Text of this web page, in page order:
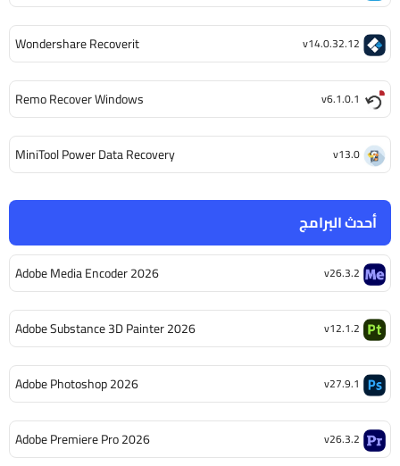
أحدث البرامج
Adobe Media Encoder 2026 v26.3.2
Adobe Substance 3D Painter 2026 v12.1.2
Adobe Photoshop 2026 v27.9.1
Adobe Premiere Pro 2026 v26.3.2
Wondershare Recoverit v14.0.32.12
Remo Recover Windows v6.1.0.1
MiniTool Power Data Recovery v13.0